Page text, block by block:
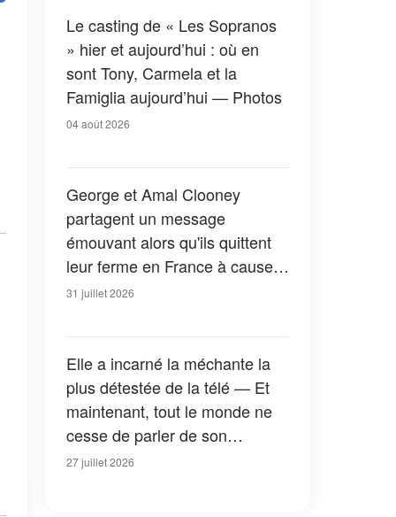
Le casting de « Les Sopranos
» hier et aujourd’hui : où en
sont Tony, Carmela et la
Famiglia aujourd’hui — Photos
04 août 2026
George et Amal Clooney
partagent un message
émouvant alors qu'ils quittent
leur ferme en France à cause
des feux de forêt — Tous les
31 juillet 2026
Elle a incarné la méchante la
plus détestée de la télé — Et
maintenant, tout le monde ne
cesse de parler de son
apparition dans la nouvelle
27 juillet 2026